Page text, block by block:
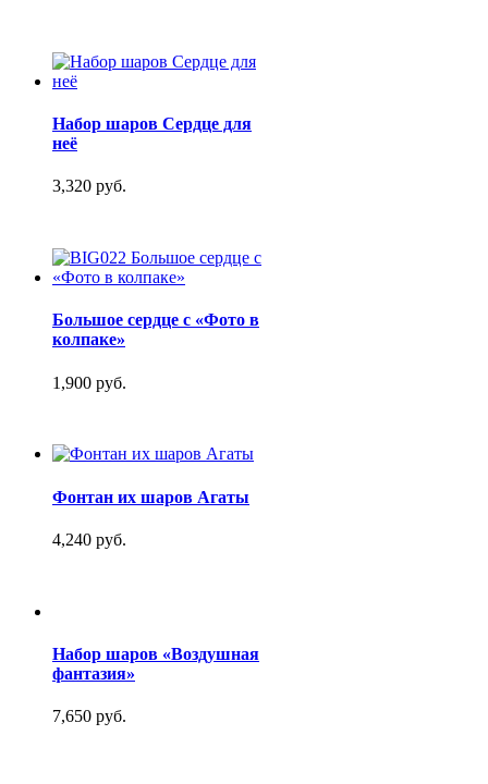
Набор шаров Сердце для
неё
3,320 руб.
Большое сердце с «Фото в
колпаке»
1,900 руб.
Фонтан их шаров Агаты
4,240 руб.
Набор шаров «Воздушная
фантазия»
7,650 руб.